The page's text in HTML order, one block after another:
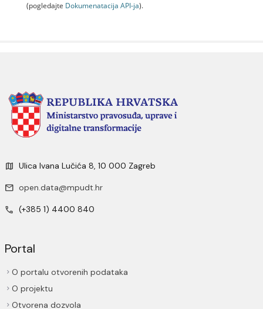
(pogledajte Dokumenаtаcijа API-jа).